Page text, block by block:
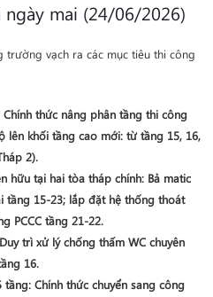
mai (24/06/2026)
vạch ra các mục tiêu thi công
Chính thức nâng phân tầng thi công
lên khối tầng cao mới: từtầng 15, 16,
2).
hữu tại hai tòa tháp chính: Bả matic
tầng 15-23; lắp đặt hệ thống thoát
PCCC tầng 21-22.
trì xử lý chống thấm WC chuyên
16.
tầng: Chính thức chuyển sang công